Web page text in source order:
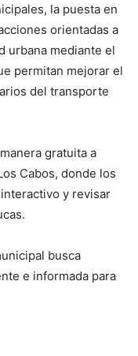
la puesta en
orientadas a
urbana mediante el
permitan mejorar el
del transporte
gratuita a
Cabos, donde los
y revisar
busca
e informada para